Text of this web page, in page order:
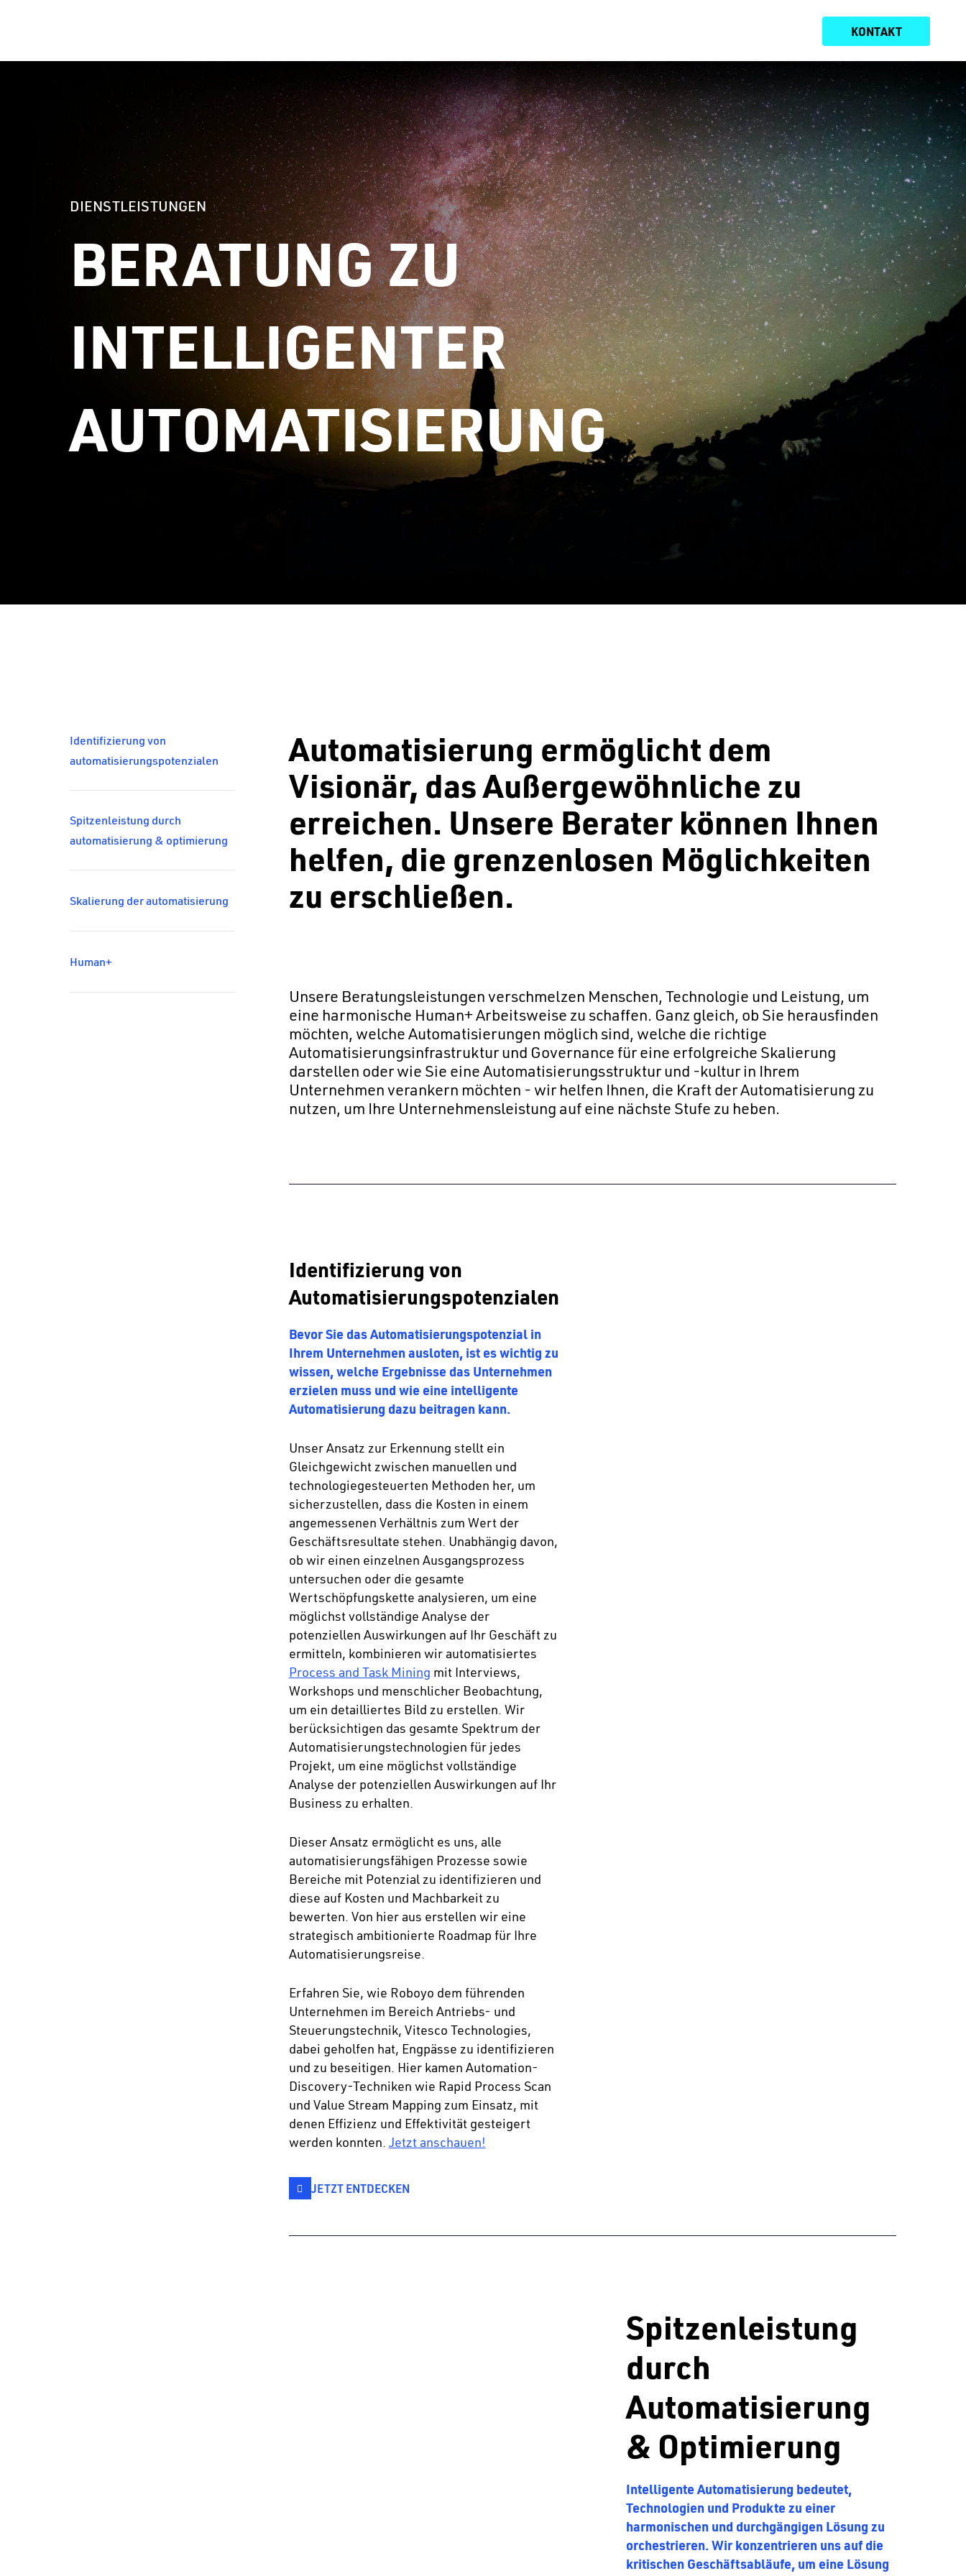
KONTAKT
DIENSTLEISTUNGEN
BERATUNG ZU
INTELLIGENTER
AUTOMATISIERUNG
Identifizierung von
automatisierungspotenzialen
Spitzenleistung durch
automatisierung & optimierung
Skalierung der automatisierung
Human+
Automatisierung ermöglicht dem
Visionär, das Außergewöhnliche zu
erreichen. Unsere Berater können Ihnen
helfen, die grenzenlosen Möglichkeiten
zu erschließen.
Unsere Beratungsleistungen verschmelzen Menschen, Technologie und Leistung, um
eine harmonische Human+ Arbeitsweise zu schaffen. Ganz gleich, ob Sie herausfinden
möchten, welche Automatisierungen möglich sind, welche die richtige
Automatisierungsinfrastruktur und Governance für eine erfolgreiche Skalierung
darstellen oder wie Sie eine Automatisierungsstruktur und -kultur in Ihrem
Unternehmen verankern möchten - wir helfen Ihnen, die Kraft der Automatisierung zu
nutzen, um Ihre Unternehmensleistung auf eine nächste Stufe zu heben.
Identifizierung von
Automatisierungspotenzialen
Bevor Sie das Automatisierungspotenzial in
Ihrem Unternehmen ausloten, ist es wichtig zu
wissen, welche Ergebnisse das Unternehmen
erzielen muss und wie eine intelligente
Automatisierung dazu beitragen kann.
Unser Ansatz zur Erkennung stellt ein
Gleichgewicht zwischen manuellen und
technologiegesteuerten Methoden her, um
sicherzustellen, dass die Kosten in einem
angemessenen Verhältnis zum Wert der
Geschäftsresultate stehen. Unabhängig davon,
ob wir einen einzelnen Ausgangsprozess
untersuchen oder die gesamte
Wertschöpfungskette analysieren, um eine
möglichst vollständige Analyse der
potenziellen Auswirkungen auf Ihr Geschäft zu
ermitteln, kombinieren wir automatisiertes
Process and Task Mining mit Interviews,
Workshops und menschlicher Beobachtung,
um ein detailliertes Bild zu erstellen. Wir
berücksichtigen das gesamte Spektrum der
Automatisierungstechnologien für jedes
Projekt, um eine möglichst vollständige
Analyse der potenziellen Auswirkungen auf Ihr
Business zu erhalten.
Dieser Ansatz ermöglicht es uns, alle
automatisierungsfähigen Prozesse sowie
Bereiche mit Potenzial zu identifizieren und
diese auf Kosten und Machbarkeit zu
bewerten. Von hier aus erstellen wir eine
strategisch ambitionierte Roadmap für Ihre
Automatisierungsreise.
Erfahren Sie, wie Roboyo dem führenden
Unternehmen im Bereich Antriebs- und
Steuerungstechnik, Vitesco Technologies,
dabei geholfen hat, Engpässe zu identifizieren
und zu beseitigen. Hier kamen Automation-
Discovery-Techniken wie Rapid Process Scan
und Value Stream Mapping zum Einsatz, mit
denen Effizienz und Effektivität gesteigert
werden konnten. Jetzt anschauen!
JETZT ENTDECKEN
Spitzenleistung
durch
Automatisierung
& Optimierung
Intelligente Automatisierung bedeutet,
Technologien und Produkte zu einer
harmonischen und durchgängigen Lösung zu
orchestrieren. Wir konzentrieren uns auf die
kritischen Geschäftsabläufe, um eine Lösung